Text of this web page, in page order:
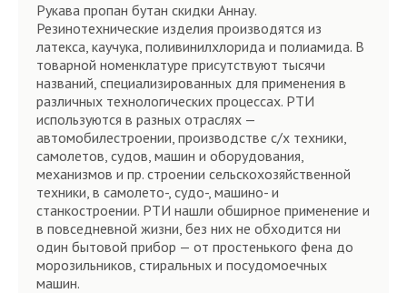
Рукава пропан бутан скидки Аннау.
Резинотехнические изделия производятся из
латекса, каучука, поливинилхлорида и полиамида. В
товарной номенклатуре присутствуют тысячи
названий, специализированных для применения в
различных технологических процессах. РТИ
используются в разных отраслях —
автомобилестроении, производстве с/х техники,
самолетов, судов, машин и оборудования,
механизмов и пр. строении сельскохозяйственной
техники, в самолето-, судо-, машино- и
станкостроении. РТИ нашли обширное применение и
в повседневной жизни, без них не обходится ни
один бытовой прибор — от простенького фена до
морозильников, стиральных и посудомоечных
машин.